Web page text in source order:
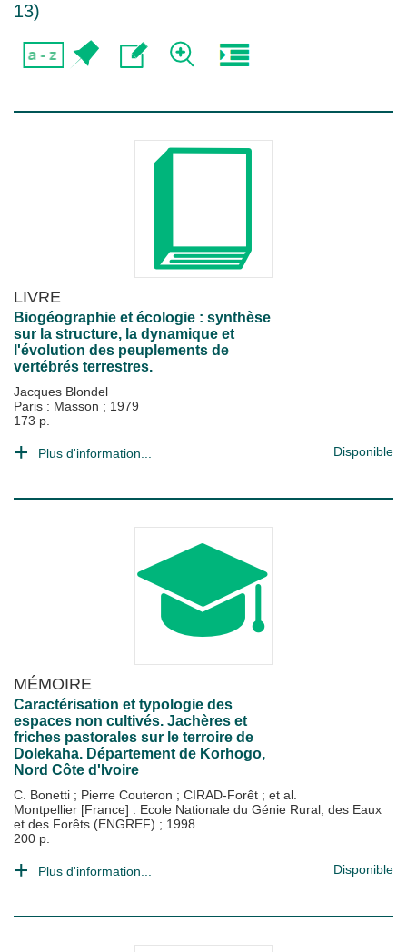
13)
LIVRE
Biogéographie et écologie : synthèse
sur la structure, la dynamique et
l'évolution des peuplements de
vertébrés terrestres.
Jacques Blondel
Paris : Masson ; 1979
173 p.
Plus d'information... Disponible
MÉMOIRE
Caractérisation et typologie des
espaces non cultivés. Jachères et
friches pastorales sur le terroire de
Dolekaha. Département de Korhogo,
Nord Côte d'Ivoire
C. Bonetti ; Pierre Couteron ; CIRAD-Forêt ; et al.
Montpellier [France] : Ecole Nationale du Génie Rural, des Eaux
et des Forêts (ENGREF) ; 1998
200 p.
Plus d'information... Disponible